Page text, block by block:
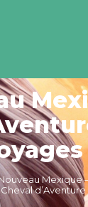
Mexique